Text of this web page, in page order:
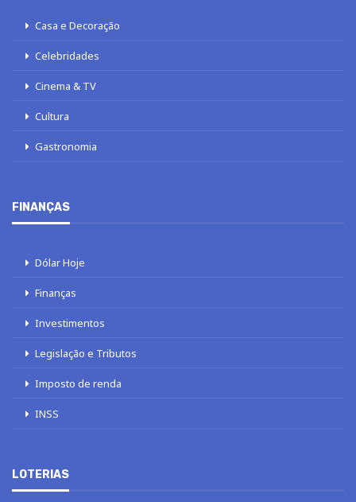
Casa e Decoração
Celebridades
Cinema & TV
Cultura
Gastronomia
FINANÇAS
Dólar Hoje
Finanças
Investimentos
Legislação e Tributos
Imposto de renda
INSS
LOTERIAS